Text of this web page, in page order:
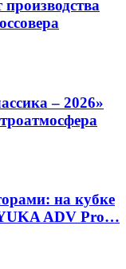
– 2026»
на кубке
ADV Pro…